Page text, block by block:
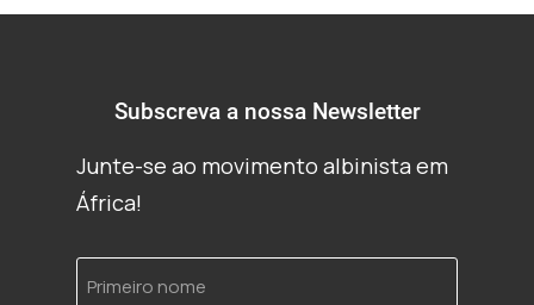
Subscreva a nossa Newsletter
Junte-se ao movimento albinista em
África!
Primeiro
nome